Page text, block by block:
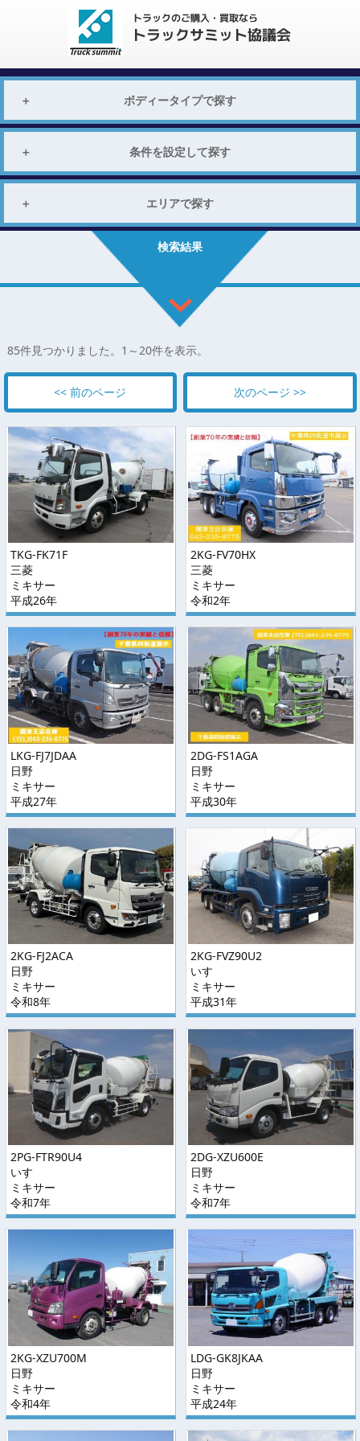
ボディータイプで探す
条件を設定して探す
エリアで探す
検索結果
85件見つかりました。 1 ～20件を表示。
<< 前のページ 次のページ >>
TKG-FK71F
三菱
ミキサー
平成26年
2KG-FV70HX
三菱
ミキサー
令和2年
LKG-FJ7JDAA
日野
ミキサー
平成27年
2DG-FS1AGA
日野
ミキサー
平成30年
2KG-FJ2ACA
日野
ミキサー
令和8年
2KG-FVZ90U2
いすゞ
ミキサー
平成31年
2PG-FTR90U4
いすゞ
ミキサー
令和7年
2DG-XZU600E
日野
ミキサー
令和7年
2KG-XZU700M
日野
ミキサー
令和4年
LDG-GK8JKAA
日野
ミキサー
平成24年